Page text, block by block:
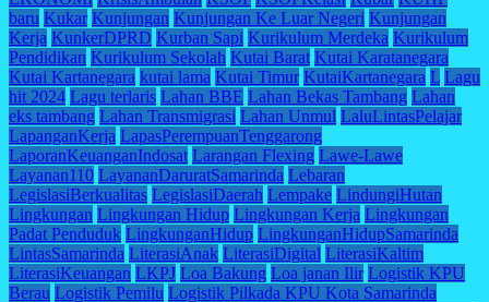
baru Kukar Kunjungan Kunjungan Ke Luar Negeri Kunjungan
Kerja KunkerDPRD Kurban Sapi Kurikulum Merdeka Kurikulum
Pendidikan Kurikulum Sekolah Kutai Barat Kutai Karatanegara
Kutai Kartanegara kutai lama Kutai Timur KutaiKartanegara L Lagu
hit 2024 Lagu terlaris Lahan BBE Lahan Bekas Tambang Lahan
eks tambang Lahan Transmigrasi Lahan Unmul LaluLintasPelajar
LapanganKerja LapasPerempuanTenggarong
LaporanKeuanganIndosat Larangan Flexing Lawe-Lawe
Layanan110 LayananDaruratSamarinda Lebaran
LegislasiBerkualitas LegislasiDaerah Lempake LindungiHutan
Lingkungan Lingkungan Hidup Lingkungan Kerja Lingkungan
Padat Penduduk LingkunganHidup LingkunganHidupSamarinda
LintasSamarinda LiterasiAnak LiterasiDigital LiterasiKaltim
LiterasiKeuangan LKPJ Loa Bakung Loa janan Ilir Logistik KPU
Berau Logistik Pemilu Logistik Pilkada KPU Kota Samarinda